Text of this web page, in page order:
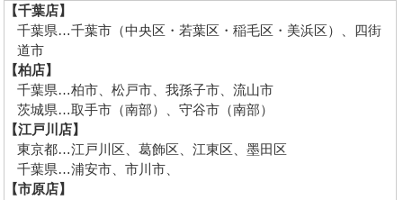
【千葉店】
千葉県…千葉市（中央区・若葉区・稲毛区・美浜区）、四街
道市
【柏店】
千葉県…柏市、松戸市、我孫子市、流山市
茨城県…取手市（南部）、守谷市（南部）
【江戸川店】
東京都…江戸川区、葛飾区、江東区、墨田区
千葉県…浦安市、市川市、
【市原店】